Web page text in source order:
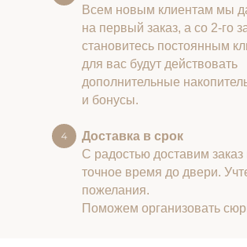
Всем новым клиентам мы
на первый заказ, а со 2-го
становитесь постоянным
для вас будут действовать
дополнительные
и бонусы.
Доставка в срок
С радостью доставим заказ
точное время до двери.
пожелания.
Поможем организовать